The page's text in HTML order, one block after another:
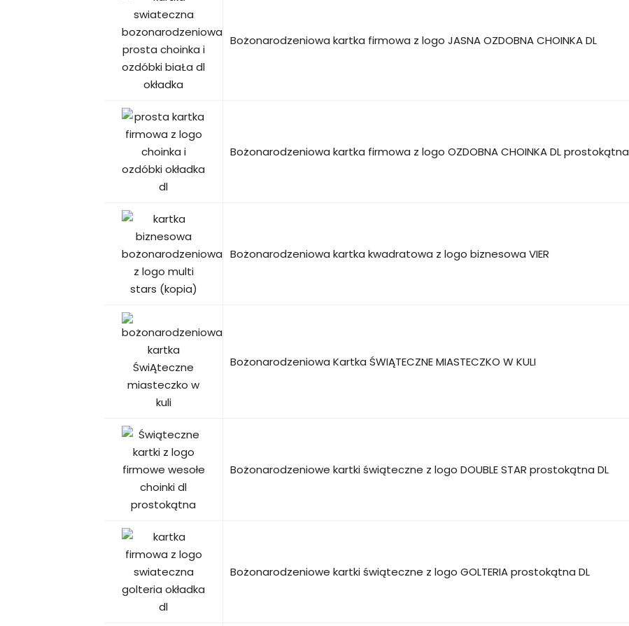
Bożonarodzeniowa kartka firmowa z logo JASNA OZDOBNA CHOINKA DL
Bożonarodzeniowa kartka firmowa z logo OZDOBNA CHOINKA DL prostokątna
Bożonarodzeniowa kartka kwadratowa z logo biznesowa VIER
Bożonarodzeniowa Kartka ŚWIĄTECZNE MIASTECZKO W KULI
Bożonarodzeniowe kartki świąteczne z logo DOUBLE STAR prostokątna DL
Bożonarodzeniowe kartki świąteczne z logo GOLTERIA prostokątna DL